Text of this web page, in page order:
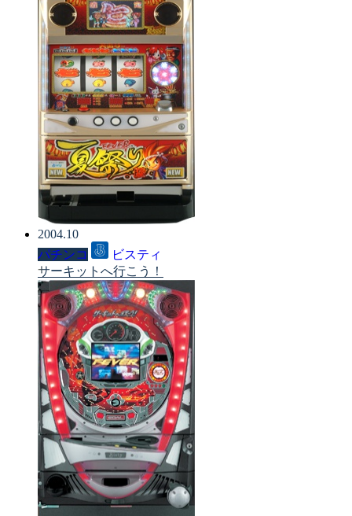
2004.10
パチンコ
ビスティ
サーキットへ行こう！